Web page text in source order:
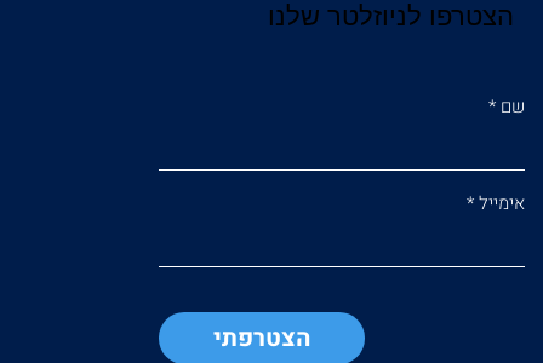
הצטרפו לניוזלטר שלנו
שם
אימייל
הצטרפתי